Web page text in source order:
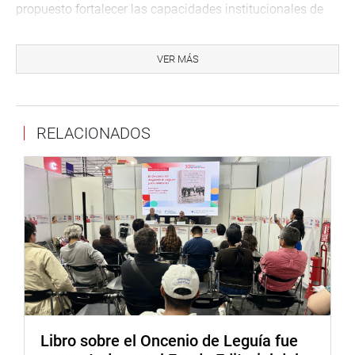
propuesto fortalecer las capacidades institucionales de
ciudades con una gestión integral del territorio bajo un
modelo de ciudad sostenible y ecoeficiente, mediante la
Viceministro de Vivienda y Urbanismo, Francisco Javier
Caro Calderón, congresistas, autoridades electas,
alcaldes, funcionarios y ciudadanos de Lima, Ica, Puno,
Cajamarca y Huánuco.
En el tema “Ciudades Sostenibles en el Marco del Sistema
Nacional de Gestión del Riesgo de Desastres», el
subdirector de políticas, planes y normas de INDECI,
Marco Antonio Tantalean del Águila se refirió al desarrollo
urbano sostenible que implica un manejo adecuado en el
tiempo de la relación entre desarrollo urbano y medio
ambiente, cuyo equilibrio garantiza la estabilidad de la
VER MÁS
RELACIONADOS
Libro sobre el Oncenio de Leguía fue